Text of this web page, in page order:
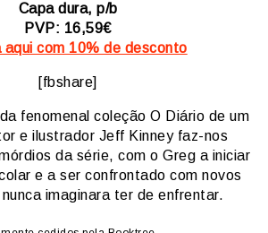
Capa dura, p/b
PVP: 16,59€
aqui com 10% de desconto
[fbshare]
fenomenal coleção O Diário de um
e ilustrador Jeff Kinney faz-nos
da série, com o Greg a iniciar
e a ser confrontado com novos
imaginara ter de enfrentar.